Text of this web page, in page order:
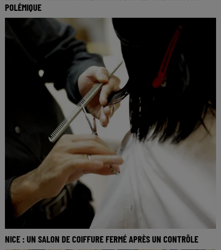
POLÉMIQUE
NICE : UN SALON DE COIFFURE FERMÉ APRÈS UN CONTRÔLE